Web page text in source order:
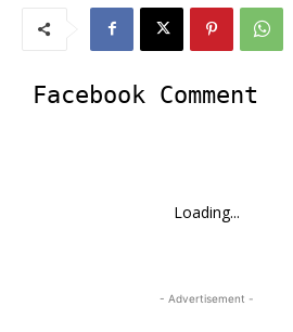
Facebook Comment
Loading...
- Advertisement -